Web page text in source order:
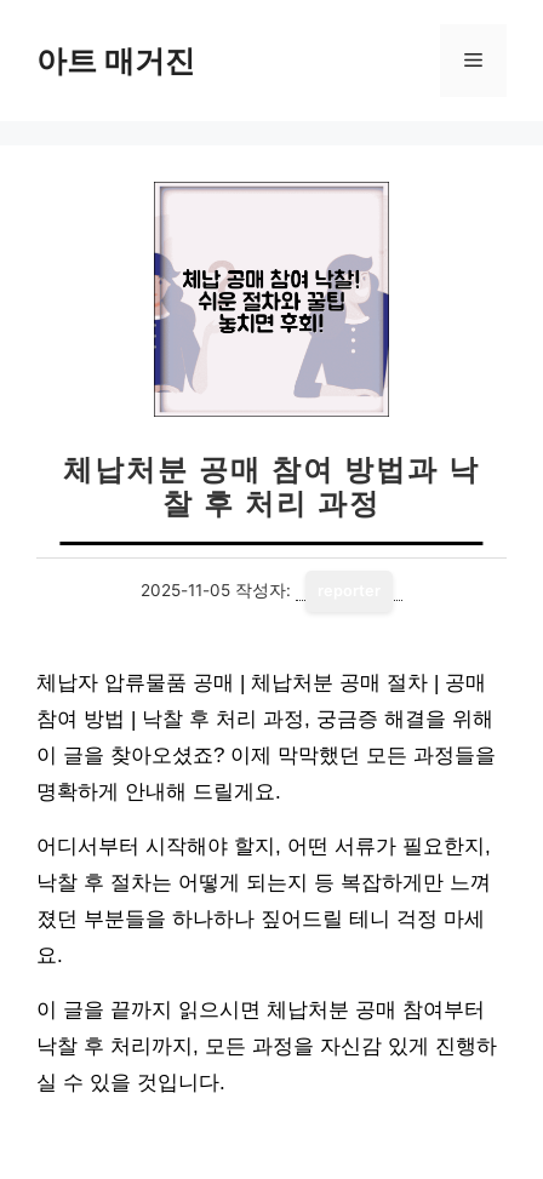
아트 매거진 메
체납처분 공매 참여 방법과 낙
찰 후 처리 과정
2025-11-05 작성자:
체납자 압류물품 공매 | 체납처분 공매 절차 | 공매
참여 방법 | 낙찰 후 처리 과정, 궁금증 해결을 위해
이 글을 찾아오셨죠? 이제 막막했던 모든 과정들을
명확하게 안내해 드릴게요.
어디서부터 시작해야 할지, 어떤 서류가 필요한지,
낙찰 후 절차는 어떻게 되는지 등 복잡하게만 느껴
졌던 부분들을 하나하나 짚어드릴 테니 걱정 마세
요.
이 글을 끝까지 읽으시면 체납처분 공매 참여부터
낙찰 후 처리까지, 모든 과정을 자신감 있게 진행하
실 수 있을 것입니다.